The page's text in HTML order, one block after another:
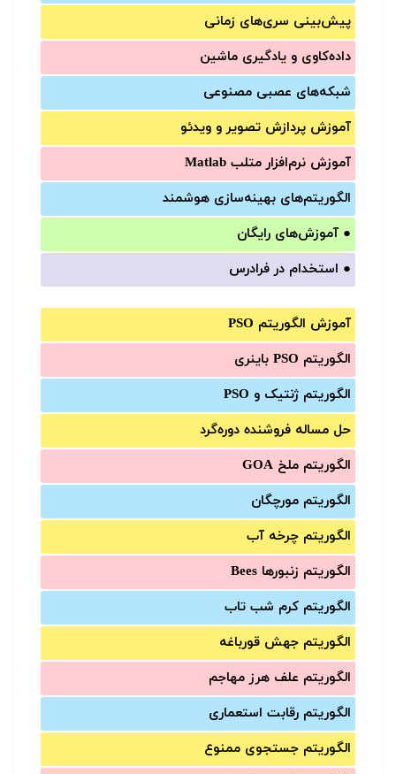
پیش‌‌بینی سری‌‌های زمانی
داده‌کاوی و یادگیری ماشین
شبکه‌های عصبی مصنوعی
آموزش‌ پردازش تصویر و ویدئو
آموزش‌ نرم‌افزار متلب Matlab
الگوریتم‌های بهینه‌سازی هوشمند
● آموزش‌های رایگان
● استخدام در فرادرس
آموزش الگوریتم PSO
الگوریتم PSO باینری
الگوریتم ژنتیک و PSO
حل مساله فروشنده دوره‌گرد
الگوریتم ملخ GOA
الگوریتم مورچگان
الگوریتم چرخه آب
الگوریتم زنبورها Bees
الگوریتم کرم شب تاب
الگوریتم جهش قورباغه
الگوریتم علف هرز مهاجم
الگوریتم رقابت استعماری
الگوریتم جستجوی ممنوع